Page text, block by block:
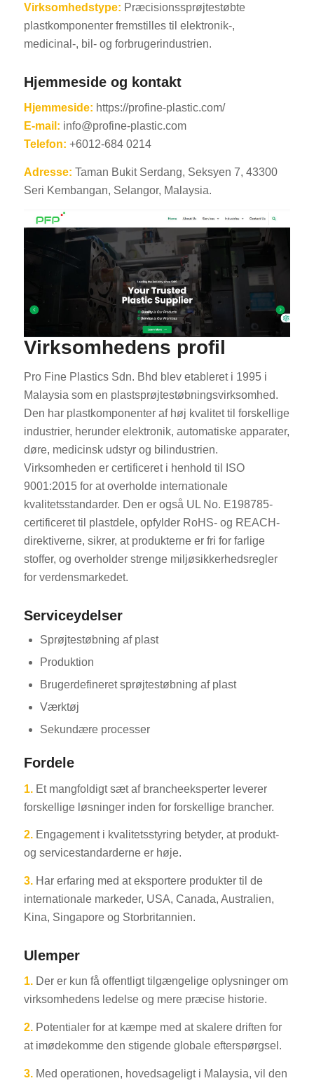
Virksomhedstype: Præcisionssprøjtestøbte
plastkomponenter fremstilles til elektronik-,
medicinal-, bil- og forbrugerindustrien.
Hjemmeside og kontakt
Hjemmeside: https://profine-plastic.com/
E-mail: info@profine-plastic.com
Telefon: +6012-684 0214
Adresse: Taman Bukit Serdang, Seksyen 7, 43300
Seri Kembangan, Selangor, Malaysia.
Virksomhedens profil
Pro Fine Plastics Sdn. Bhd blev etableret i 1995 i
Malaysia som en plastsprøjtestøbningsvirksomhed.
Den har plastkomponenter af høj kvalitet til forskellige
industrier, herunder elektronik, automatiske apparater,
døre, medicinsk udstyr og bilindustrien.
Virksomheden er certificeret i henhold til ISO
9001:2015 for at overholde internationale
kvalitetsstandarder. Den er også UL No. E198785-
certificeret til plastdele, opfylder RoHS- og REACH-
direktiverne, sikrer, at produkterne er fri for farlige
stoffer, og overholder strenge miljøsikkerhedsregler
for verdensmarkedet.
Serviceydelser
Sprøjtestøbning af plast
Produktion
Brugerdefineret sprøjtestøbning af plast
Værktøj
Sekundære processer
Fordele
1.Et mangfoldigt sæt af brancheeksperter leverer
forskellige løsninger inden for forskellige brancher.
2.Engagement i kvalitetsstyring betyder, at produkt-
og servicestandarderne er høje.
3.Har erfaring med at eksportere produkter til de
internationale markeder, USA, Canada, Australien,
Kina, Singapore og Storbritannien.
Ulemper
1.Der er kun få offentligt tilgængelige oplysninger om
virksomhedens ledelse og mere præcise historie.
2.Potentialer for at kæmpe med at skalere driften for
at imødekomme den stigende globale efterspørgsel.
3.Med operationen, hovedsageligt i Malaysia, vil den